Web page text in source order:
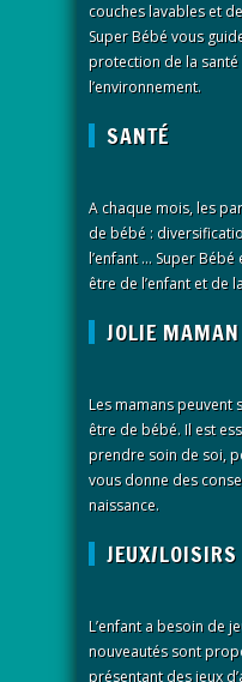
couches lavables et
Super Bébé vous
protection de la santé
l’environnement.
SANTÉ
A chaque mois, les
de bébé :
l’enfant … Super
être de l’enfant et de
JOLIE MAMAN
Les mamans peuvent
être de bébé. Il est
prendre soin de soi,
vous donne des
naissance.
JEUX/LOISIRS
L’enfant a besoin de
nouveautés sont
présentant des jeux